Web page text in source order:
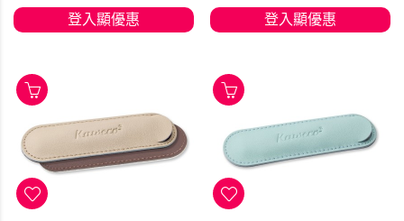
登入顯優惠 登入顯優惠